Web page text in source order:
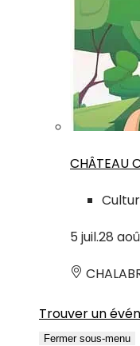
CHÂTEAU
5 juil.28
Trouver un
Fermer sous-menu